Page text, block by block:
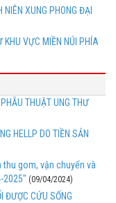
XUNG PHONG ĐẠI
KHU VỰC MIỀN NÚI PHÍA
THUẬT UNG THƯ
HELLP DO TIỀN SẢN
gom, vận chuyển và
2025" (09/04/2024)
ĐƯỢC CỨU SỐNG